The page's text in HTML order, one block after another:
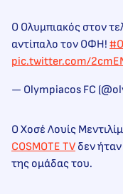
Ο Ολυμπιακός στον
αντίπαλο τον ΟΦΗ!
pic.twitter.com/
— Olympiacos FC
Ο Χοσέ Λουίς
COSMOTE TV δεν
της ομάδας του.